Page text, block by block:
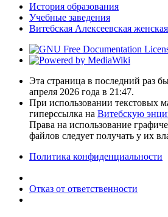
История образования
Учебные заведения
Витебская Алексеевская
Эта страница в последний раз
апреля 2026 года в 21:47.
При использовании текстовых
гиперссылка на Витебскую
Права на использование
файлов следует получать у их
Политика конфиденциальности
Отказ от ответственности